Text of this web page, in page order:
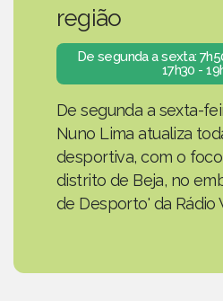
região
De segunda a sexta:
17h30 -
De segunda a sexta-
Nuno Lima atualiza
desportiva, com o
distrito de Beja, no
de Desporto' da Rádio